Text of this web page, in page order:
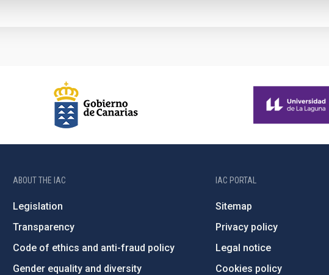
ABOUT THE IAC
Legislation
Transparency
Code of ethics and anti-fraud policy
Gender equality and diversity
IAC PORTAL
Sitemap
Privacy policy
Legal notice
Cookies policy